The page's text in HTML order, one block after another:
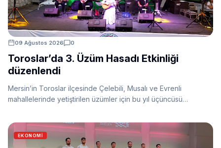
09 Ağustos 2026 0
Toroslar’da 3. Üzüm Hasadı Etkinliği
düzenlendi
Mersin’in Toroslar ilçesinde Çelebili, Musalı ve Evrenli
mahallelerinde yetiştirilen üzümler için bu yıl üçüncüsü
Program kapsamında “En İyi Üzüm Yarışması” düzenlenirken,
dereceye giren üreticilere tarımsal ekipman ödülleri verildi.
EKONOMI